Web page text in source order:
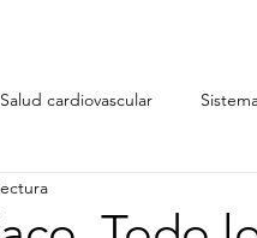
Salud cardiovascular
y bienestar mental